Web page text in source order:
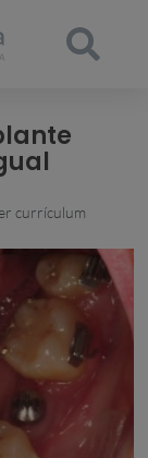
currículum